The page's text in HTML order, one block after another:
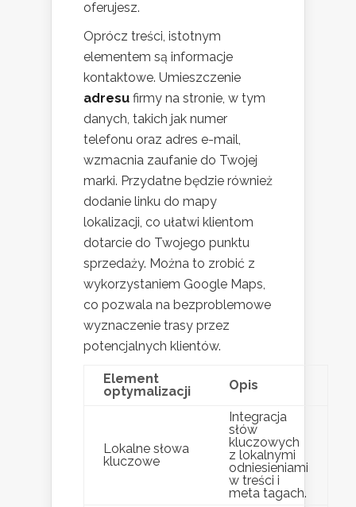
oferujesz.
Oprócz treści, istotnym
elementem są informacje
kontaktowe. Umieszczenie
adresu firmy na stronie, w tym
danych, takich jak numer
telefonu oraz adres e-mail,
wzmacnia zaufanie do Twojej
marki. Przydatne będzie również
dodanie linku do mapy
lokalizacji, co ułatwi klientom
dotarcie do Twojego punktu
sprzedaży. Można to zrobić z
wykorzystaniem Google Maps,
co pozwala na bezproblemowe
wyznaczenie trasy przez
potencjalnych klientów.
Element
optymalizacji
Opis
Lokalne słowa
kluczowe
Integracja
słów
kluczowych
z lokalnymi
odniesieniami
w treści i
meta tagach.